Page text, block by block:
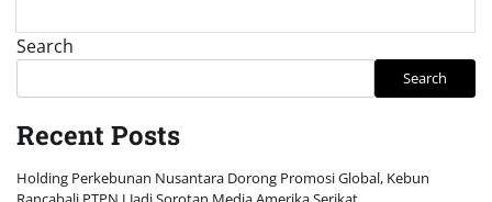
Search
Search
Recent Posts
Holding Perkebunan Nusantara Dorong Promosi Global, Kebun